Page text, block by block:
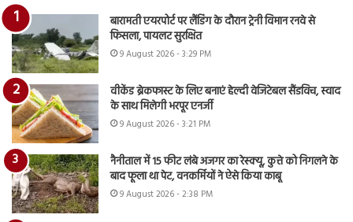
बारामती एयरपोर्ट पर लैंडिंग के दौरान ट्रेनी विमान रनवे से
फिसला, पायलट सुरक्षित
9 August 2026 - 3:29 PM
वीकेंड ब्रेकफास्ट के लिए बनाएं हेल्दी वेजिटेबल सैंडविच, स्वाद
के साथ मिलेगी भरपूर एनर्जी
9 August 2026 - 3:21 PM
नैनीताल में 15 फीट लंबे अजगर का रेस्क्यू, कुत्ते को निगलने के
बाद फूला था पेट, वनकर्मियों ने ऐसे किया काबू
9 August 2026 - 2:38 PM